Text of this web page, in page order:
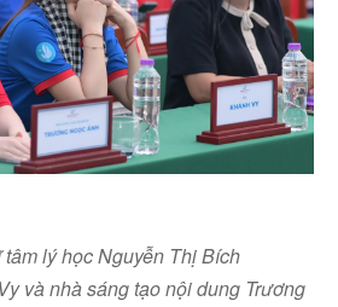
lý học Nguyễn Thị Bích
và nhà sáng tạo nội dung Trương